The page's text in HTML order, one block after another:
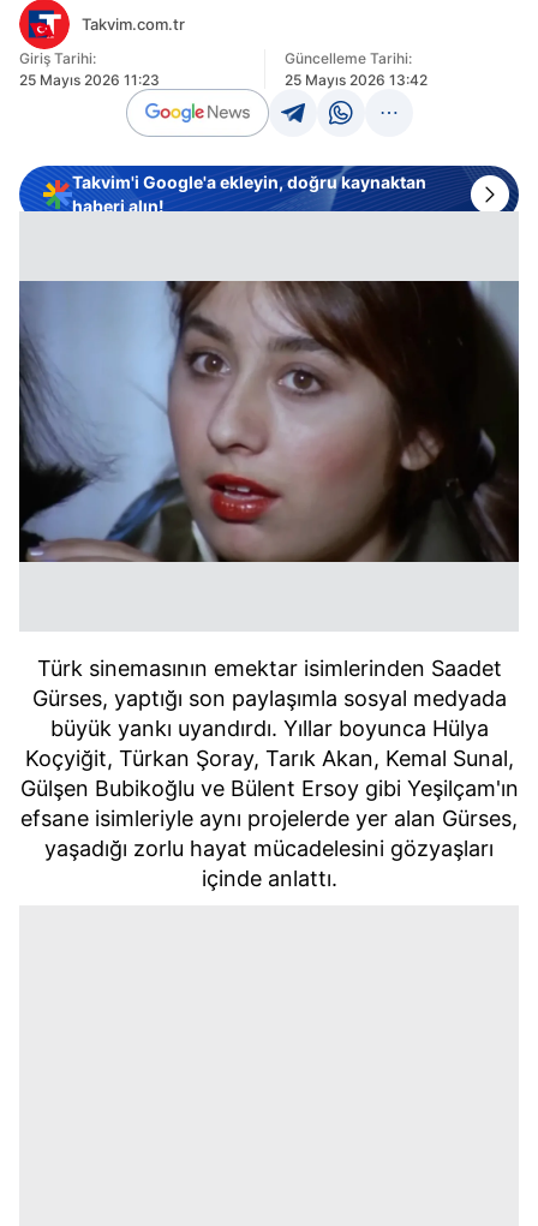
Takvim.com.tr
Giriş Tarihi:
25 Mayıs 2026 11:23
Güncelleme Tarihi:
25 Mayıs 2026 13:42
Takvim'i Google'a ekleyin, doğru kaynaktan
haberi alın!
Türk sinemasının emektar isimlerinden Saadet
Gürses, yaptığı son paylaşımla sosyal medyada
büyük yankı uyandırdı. Yıllar boyunca Hülya
Koçyiğit, Türkan Şoray, Tarık Akan, Kemal Sunal,
Gülşen Bubikoğlu ve Bülent Ersoy gibi Yeşilçam'ın
efsane isimleriyle aynı projelerde yer alan Gürses,
yaşadığı zorlu hayat mücadelesini gözyaşları
içinde anlattı.